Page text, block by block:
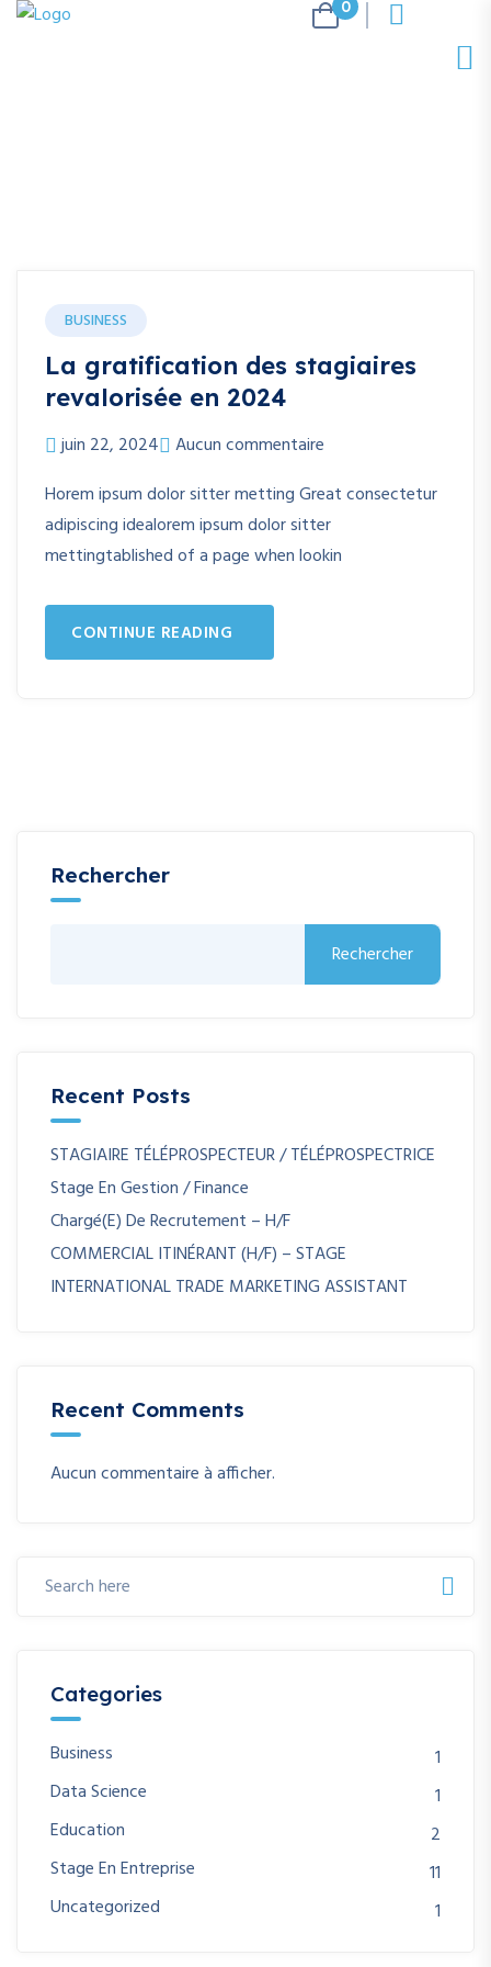
0
BUSINESS
La gratification des stagiaires
revalorisée en 2024
juin 22, 2024
Aucun commentaire
Horem ipsum dolor sitter metting Great consectetur
adipiscing idealorem ipsum dolor sitter
mettingtablished of a page when lookin
CONTINUE READING
Rechercher
Rechercher
Recent Posts
STAGIAIRE TÉLÉPROSPECTEUR / TÉLÉPROSPECTRICE
Stage En Gestion / Finance
Chargé(e) De Recrutement – H/F
COMMERCIAL ITINÉRANT (H/F) – STAGE
INTERNATIONAL TRADE MARKETING ASSISTANT
Recent Comments
Aucun commentaire à afficher.
Categories
Business
1
Data Science
1
Education
2
Stage En Entreprise
11
Uncategorized
1